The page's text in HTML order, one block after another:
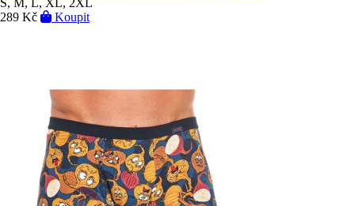
S, M, L, XL, 2XL
289 Kč
Koupit